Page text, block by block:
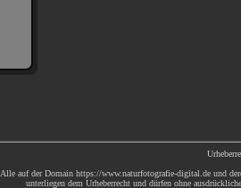
Alle auf der Domain https://www.naturfotografie-digital.de und
unterliegen dem Urheberrecht und dürfen ohne